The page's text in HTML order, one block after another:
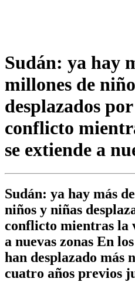
Sudán: ya hay
millones de
desplazados
conflicto
se extiende a
Sudán: ya hay más
niños y niñas
conflicto mientras la
a nuevas zonas En
han desplazado más
cuatro años previos